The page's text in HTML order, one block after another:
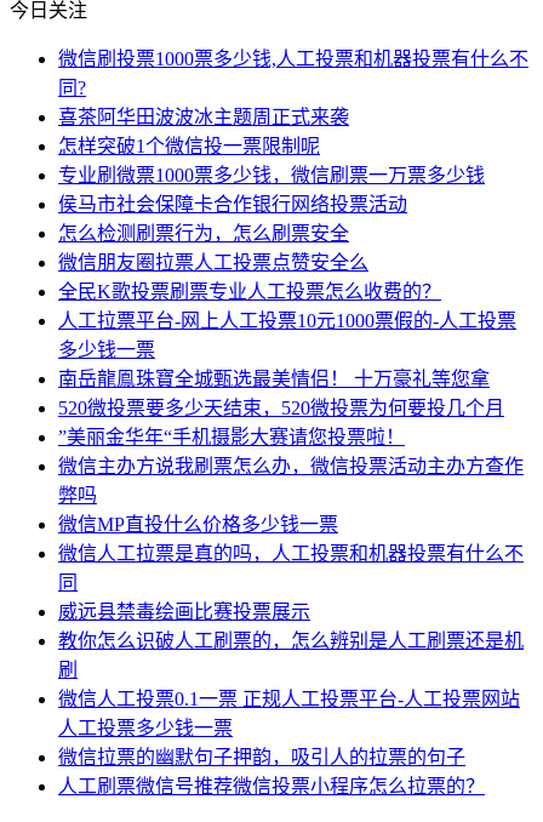
今日关注
微信刷投票1000票多少钱,人工投票和机器投票有什么不
同?
喜茶阿华田波波冰主题周正式来袭
怎样突破1个微信投一票限制呢
专业刷微票1000票多少钱，微信刷票一万票多少钱
侯马市社会保障卡合作银行网络投票活动
怎么检测刷票行为，怎么刷票安全
微信朋友圈拉票人工投票点赞安全么
全民K歌投票刷票专业人工投票怎么收费的？
人工拉票平台-网上人工投票10元1000票假的-人工投票
多少钱一票
南岳龍鳯珠寶全城甄选最美情侣！ 十万豪礼等您拿
520微投票要多少天结束，520微投票为何要投几个月
”美丽金华年“手机摄影大赛请您投票啦！
微信主办方说我刷票怎么办，微信投票活动主办方查作
弊吗
微信MP直投什么价格多少钱一票
微信人工拉票是真的吗，人工投票和机器投票有什么不
同
威远县禁毒绘画比赛投票展示
教你怎么识破人工刷票的，怎么辨别是人工刷票还是机
刷
微信人工投票0.1一票 正规人工投票平台-人工投票网站
人工投票多少钱一票
微信拉票的幽默句子押韵，吸引人的拉票的句子
人工刷票微信号推荐微信投票小程序怎么拉票的？